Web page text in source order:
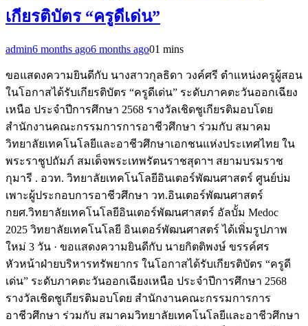
เกียรติบัตร “ครูดีเด่น”
admin6 months ago6 months ago01 mins
ขอแสดงความยินดีกับ นางสาวกุลธิดา วงค์ศรี ตำแหน่งครูผู้สอน
ในโอกาสได้รับเกียรติบัตร “ครูดีเด่น” ระดับภาคตะวันออกเฉียง
เหนือ ประจำปีการศึกษา 2568 รางวัลเชิดชูเกียรติมอบโดย
สำนักงานคณะกรรมการการอาชีวศึกษา ร่วมกับ สมาคม
วิทยาลัยเทคโนโลยีและอาชีวศึกษาเอกชนแห่งประเทศไทย ใน
พระราชูปถัมภ์ สมเด็จพระเทพรัตนราชสุดาฯ สยามบรมราช
กุมารี . อวท. วิทยาลัยเทคโนโลยีอินเตอร์พัฒนศาสตร์ ศูนย์บ่ม
เพาะผู้ประกอบการอาชีวศึกษา วท.อินเตอร์พัฒนศาสตร์
กยศ.วิทยาลัยเทคโนโลยีอินเตอร์พัฒนศาสตร์ อัลบั้ม Medoc
2025 วิทยาลัยเทคโนโลยี อินเตอร์พัฒนศาสตร์ ได้เพิ่มรูปภาพ
ใหม่ 3 วัน · ขอแสดงความยินดีกับ นายกิตติพงษ์ ขรรค์ศร
หัวหน้าฝ่ายบริหารทรัพยากร ในโอกาสได้รับเกียรติบัตร “ครูดี
เด่น” ระดับภาคตะวันออกเฉียงเหนือ ประจำปีการศึกษา 2568
รางวัลเชิดชูเกียรติมอบโดย สำนักงานคณะกรรมการการ
อาชีวศึกษา ร่วมกับ สมาคมวิทยาลัยเทคโนโลยีและอาชีวศึกษา